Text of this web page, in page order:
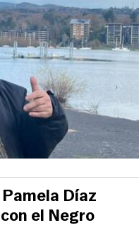
Díaz
el Negro